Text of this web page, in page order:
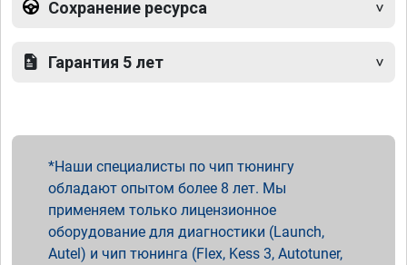
Сохранение ресурса
Гарантия 5 лет
Наши специалисты по чип тюнингу
обладают опытом более 8 лет. Мы
применяем только лицензионное
оборудование для диагностики (Launch,
Autel) и чип тюнинга (Flex, Kess 3, Autotuner,